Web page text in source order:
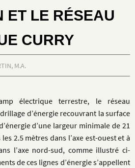
ET LE RÉSEAU
CURRY
M.A.
électrique terrestre, le réseau
d’énergie recouvrant la surface
d’une largeur minimale de 21
2.5 mètres dans l’axe est-ouest et à
l’axe nord-sud, comme illustré ci-
de ces lignes d’énergie s’appellent